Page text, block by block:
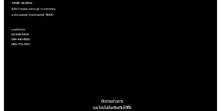
SPARK GLOBAL :
426/1 ถนนประชาราษฎร์ ต.ตลาดขวัญ
อ.เมืองนนทบุรี จังหวัดนนทบุรี 11000
เบอร์ติดต่อ
02-968-5409
099-490-8555
086-776-7507
ติดตามข่าวสาร
และโปรโมชั่นเพิ่มเติมได้ที่นี่